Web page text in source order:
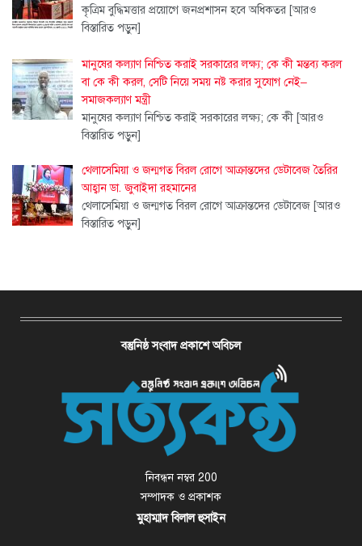
কৃত্রিম বুদ্ধিমত্তার প্রয়োগে জনপ্রশাসন হবে অধিকতর [আরও
বিস্তারিত পড়ুন]
মানুষের কল্যাণ নিশ্চিত করাই সরকারের লক্ষ্য; কে কী মন্তব্য করল
বা কে কী করল, সেটি নিয়ে সময় নষ্ট করার সুযোগ নেই–
সমাজকল্যাণ মন্ত্রী
মানুষের কল্যাণ নিশ্চিত করাই সরকারের লক্ষ্য; কে কী [আরও
বিস্তারিত পড়ুন]
থেলাসেমিয়া ও জন্মগত বিরল রোগে আক্রান্তদের ডেটাবেজ তৈরির
আহ্বান ডা. জুবাইদা রহমানের
থেলাসেমিয়া ও জন্মগত বিরল রোগে আক্রান্তদের ডেটাবেজ [আরও
বিস্তারিত পড়ুন]
বস্তুনিষ্ঠ সংবাদ প্রকাশে অবিচল
নিবন্ধন নম্বর 200
সম্পাদক ও প্রকাশক
মুহাম্মাদ বিলাল হুসাইন